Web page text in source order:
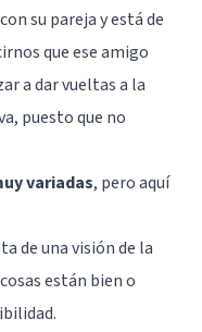
su pareja y está de
que ese amigo
a dar vueltas a la
puesto que no
variadas, pero aquí
de una visión de la
están bien o